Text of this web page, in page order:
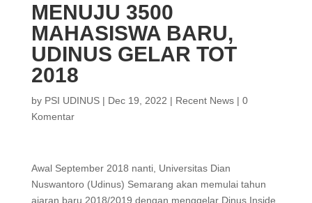
MENUJU 3500
MAHASISWA BARU,
UDINUS GELAR TOT
2018
by PSI UDINUS| Dec 19, 2022 | Recent News| 0
Komentar
Awal September 2018 nanti, Universitas Dian
Nuswantoro (Udinus) Semarang akan memulai tahun
ajaran baru 2018/2019 dengan menggelar Dinus Inside